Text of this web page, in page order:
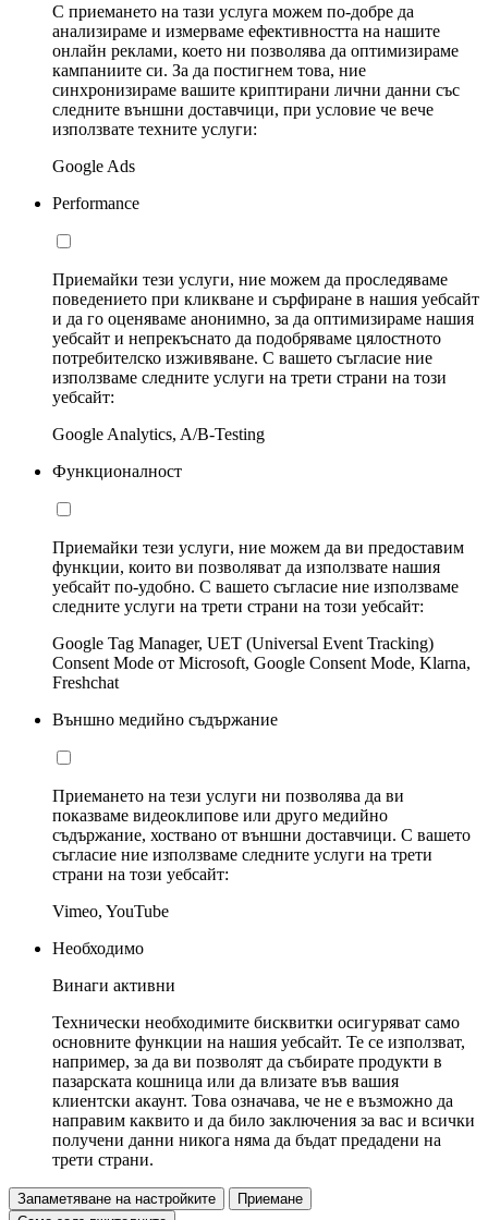
С приемането на тази услуга можем по-добре да
анализираме и измерваме ефективността на нашите
онлайн реклами, което ни позволява да оптимизираме
кампаниите си. За да постигнем това, ние
синхронизираме вашите криптирани лични данни със
следните външни доставчици, при условие че вече
използвате техните услуги:
Google Ads
Performance
Приемайки тези услуги, ние можем да проследяваме
поведението при кликване и сърфиране в нашия уебсайт
и да го оценяваме анонимно, за да оптимизираме нашия
уебсайт и непрекъснато да подобряваме цялостното
потребителско изживяване. С вашето съгласие ние
използваме следните услуги на трети страни на този
уебсайт:
Google Analytics, A/B-Testing
Функционалност
Приемайки тези услуги, ние можем да ви предоставим
функции, които ви позволяват да използвате нашия
уебсайт по-удобно. С вашето съгласие ние използваме
следните услуги на трети страни на този уебсайт:
Google Tag Manager, UET (Universal Event Tracking)
Consent Mode от Microsoft, Google Consent Mode, Klarna,
Freshchat
Външно медийно съдържание
Приемането на тези услуги ни позволява да ви
показваме видеоклипове или друго медийно
съдържание, хоствано от външни доставчици. С вашето
съгласие ние използваме следните услуги на трети
страни на този уебсайт:
Vimeo, YouTube
Необходимо
Винаги активни
Технически необходимите бисквитки осигуряват само
основните функции на нашия уебсайт. Те се използват,
например, за да ви позволят да събирате продукти в
пазарската кошница или да влизате във вашия
клиентски акаунт. Това означава, че не е възможно да
направим каквито и да било заключения за вас и всички
получени данни никога няма да бъдат предадени на
трети страни.
Запаметяване на настройките
Приемане